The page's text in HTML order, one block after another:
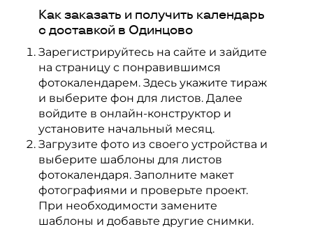
Как заказать и получить календарь
с доставкой в Одинцово
Зарегистрируйтесь на сайте и зайдите
на страницу с понравившимся
фотокалендарем. Здесь укажите тираж
и выберите фон для листов. Далее
войдите в онлайн-конструктор и
установите начальный месяц.
Загрузите фото из своего устройства и
выберите шаблоны для листов
фотокалендаря. Заполните макет
фотографиями и проверьте проект.
При необходимости замените
шаблоны и добавьте другие снимки.